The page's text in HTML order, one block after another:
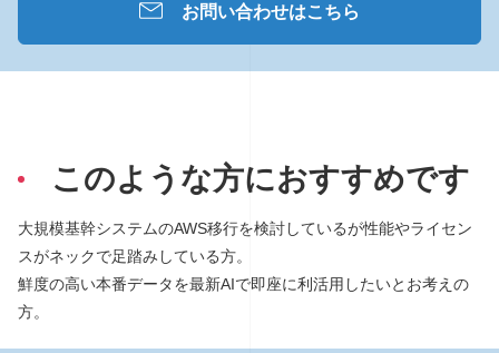
お問い合わせはこちら
このような方におすすめです
大規模基幹システムのAWS移行を検討しているが性能やライセン
スがネックで足踏みしている方。
鮮度の高い本番データを最新AIで即座に利活用したいとお考えの
方。